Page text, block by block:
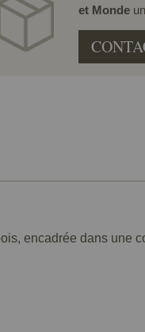
et Monde
encadrée dans une